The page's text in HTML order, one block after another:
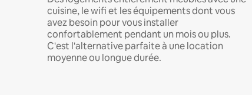
cuisine, le wifi et les équipements dont vous
avez besoin pour vous installer
confortablement pendant un mois ou plus.
C'est l'alternative parfaite à une location
moyenne ou longue durée.